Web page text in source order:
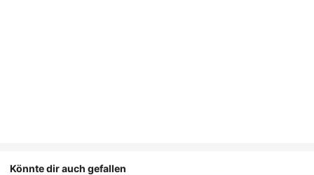
Könnte dir auch gefallen